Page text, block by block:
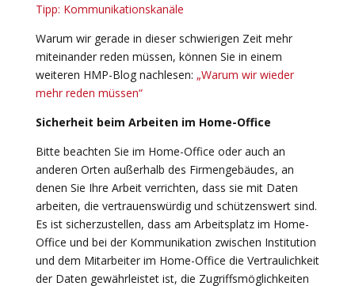
Tipp: Kommunikationskanäle
Warum wir gerade in dieser schwierigen Zeit mehr
miteinander reden müssen, können Sie in einem
weiteren HMP-Blog nachlesen: „Warum wir wieder
mehr reden müssen“
Sicherheit beim Arbeiten im Home-Office
Bitte beachten Sie im Home-Office oder auch an
anderen Orten außerhalb des Firmengebäudes, an
denen Sie Ihre Arbeit verrichten, dass sie mit Daten
arbeiten, die vertrauenswürdig und schützenswert sind.
Es ist sicherzustellen, dass am Arbeitsplatz im Home-
Office und bei der Kommunikation zwischen Institution
und dem Mitarbeiter im Home-Office die Vertraulichkeit
der Daten gewährleistet ist, die Zugriffsmöglichkeiten